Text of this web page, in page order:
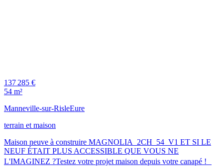
137 285 €
54 m²
Manneville-sur-RisleEure
terrain et maison
Maison neuve à construire MAGNOLIA_2CH_54_V1 ET SI LE
NEUF ÉTAIT PLUS ACCESSIBLE QUE VOUS NE
L'IMAGINEZ ?Testez votre projet maison depuis votre canapé !